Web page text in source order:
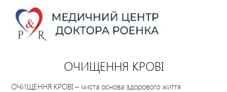
ОЧИЩЕННЯ КРОВІ
ОЧИЩЕННЯ КРОВІ – чиста основа здорового життя